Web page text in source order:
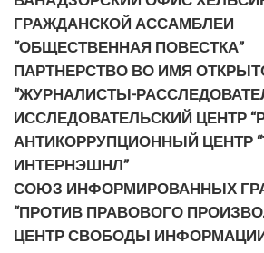
ГРАЖДАНСКОЙ АССАМБЛЕИ
“ОБЩЕСТВЕННАЯ ПОВЕСТКА”
ПАРТНЕРСТВО ВО ИМЯ
“ЖУРНАЛИСТЫ-
ИССЛЕДОВАТЕЛЬСКИЙ ЦЕНТР
АНТИКОРРУПЦИОННЫЙ ЦЕНТР
ИНТЕРНЭШНЛ”
СОЮЗ ИНФОРМИРОВАННЫХ
“ПРОТИВ ПРАВОВОГО
ЦЕНТР СВОБОДЫ